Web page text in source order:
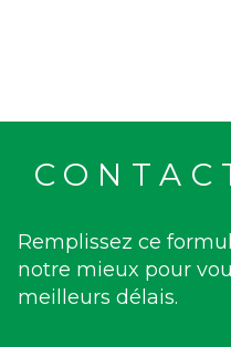
Remplissez ce
notre mieux pour
meilleurs délais.